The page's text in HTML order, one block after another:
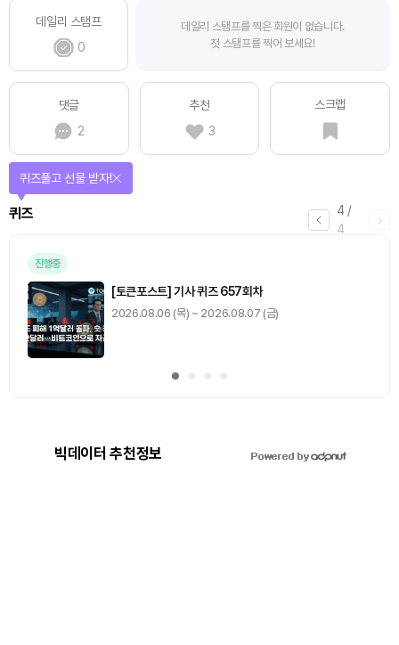
데일리 스탬프
0
데일리 스탬프를 찍은 회원이 없습니다.
첫 스탬프를 찍어 보세요!
댓글
2
추천
3
스크랩
4 /
4
퀴즈
퀴즈풀고 선물 받자!
진행중
[토큰포스트] 기사 퀴즈 657회차
2026.08.06 (목) ~ 2026.08.07 (금)
빅데이터 추천정보